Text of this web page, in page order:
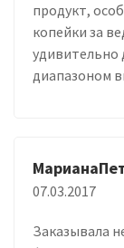
продукт,
копейки за
удивительно
диапазоном
07.03.2017
Заказывала